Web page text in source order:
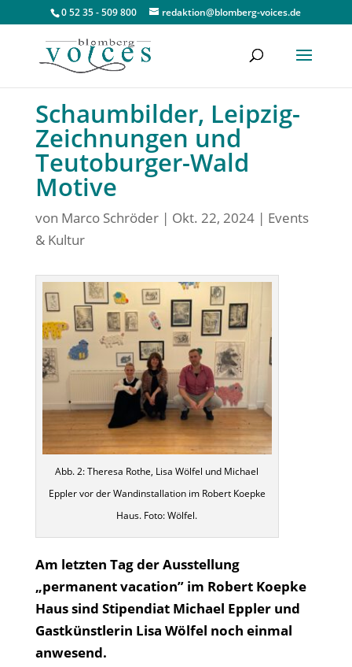
0 52 35 - 509 800 redaktion@blomberg-voices.de
Schaumbilder, Leipzig-
Zeichnungen und
Teutoburger-Wald
Motive
von Marco Schröder| Okt. 22, 2024| Events
& Kultur
Abb. 2: Theresa Rothe, Lisa Wölfel und Michael
Eppler vor der Wandinstallation im Robert Koepke
Haus. Foto: Wölfel.
Am letzten Tag der Ausstellung
„permanent vacation” im Robert Koepke
Haus sind Stipendiat Michael Eppler und
Gastkünstlerin Lisa Wölfel noch einmal
anwesend.